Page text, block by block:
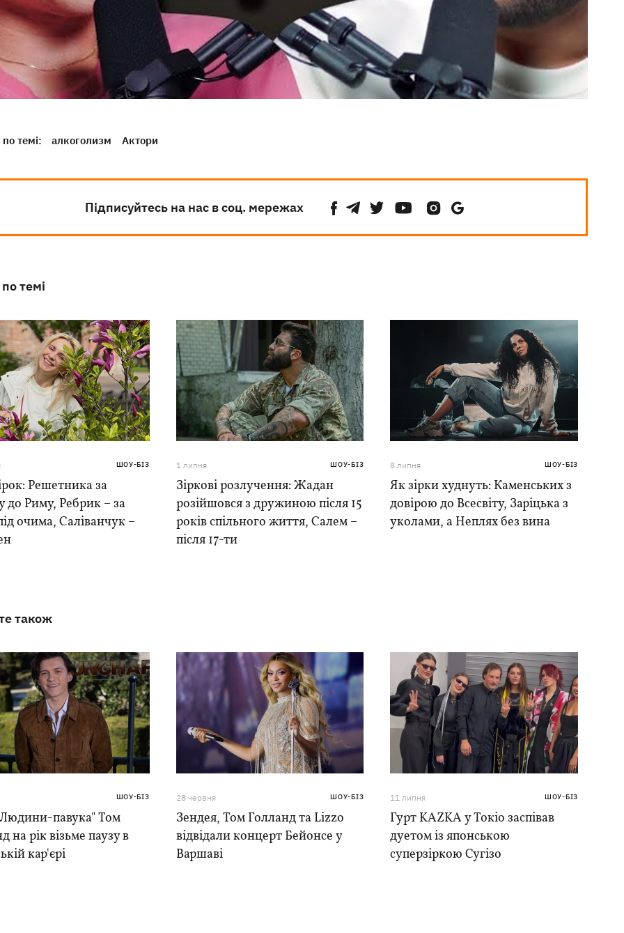
темі: алкоголизм Актори
Підписуйтесь на нас в соц. мережах
темі
ШОУ-БІЗ
Решетника за
до Риму, Ребрик – за
очима, Саліванчук –
1 липня ШОУ-БІЗ
Зіркові розлучення: Жадан
розійшовся з дружиною після 15
років спільного життя, Салем –
після 17-ти
8 липня ШОУ-БІЗ
Як зірки худнуть: Каменських з
довірою до Всесвіту, Заріцька з
уколами, а Неплях без вина
також
ШОУ-БІЗ
павука" Том
на рік візьме паузу в
кар'єрі
28 червня ШОУ-БІЗ
Зендея, Том Голланд та Lizzo
відвідали концерт Бейонсе у
Варшаві
11 липня ШОУ-БІЗ
Гурт KAZKA у Токіо заспівав
дуетом із японською
суперзіркою Сугізо